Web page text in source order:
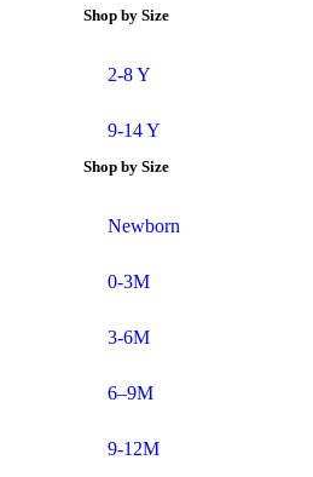
Shop by Size
2-8 Y
9-14 Y
Shop by Size
Newborn
0-3M
3-6M
6–9M
9-12M